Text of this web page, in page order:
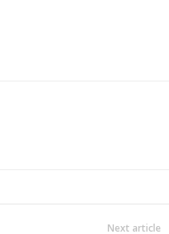
Next article